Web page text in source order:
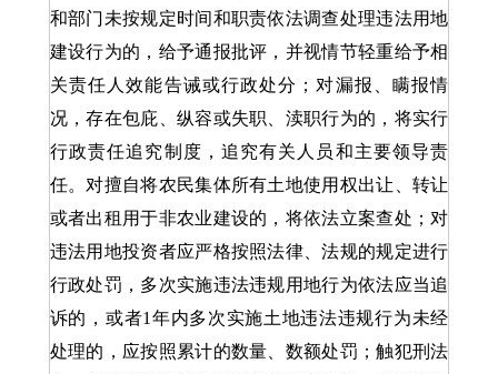
和部门未按规定时间和职责依法调查处理违法用地
建设行为的，给予通报批评，并视情节轻重给予相
关责任人效能告诫或行政处分；对漏报、瞒报情
况，存在包庇、纵容或失职、渎职行为的，将实行
行政责任追究制度，追究有关人员和主要领导责
任。对擅自将农民集体所有土地使用权出让、转让
或者出租用于非农业建设的，将依法立案查处；对
违法用地投资者应严格按照法律、法规的规定进行
行政处罚，多次实施违法违规用地行为依法应当追
诉的，或者1年内多次实施土地违法违规行为未经
处理的，应按照累计的数量、数额处罚；触犯刑法